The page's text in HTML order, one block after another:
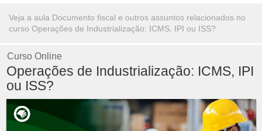
Veja a aula Documento fiscal e outros assuntos relacionados no
curso Operações de Industrialização: ICMS, IPI ou ISS?
Curso Online
Operações de Industrialização: ICMS, IPI
ou ISS?